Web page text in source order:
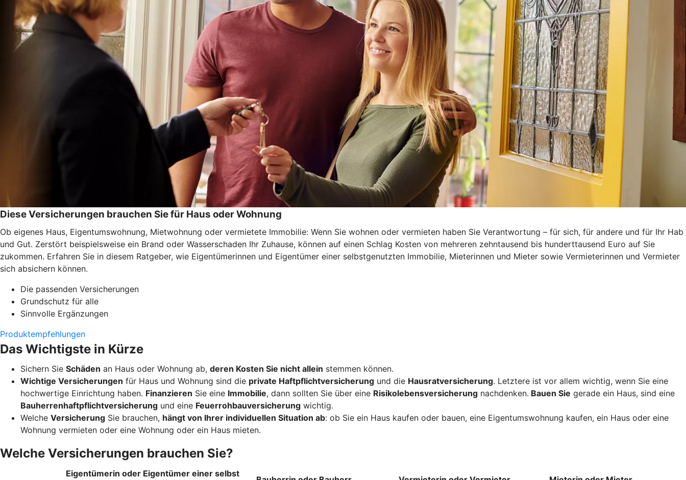
Diese Versicherungen brauchen Sie für Haus oder Wohnung
Ob eigenes Haus, Eigentumswohnung, Mietwohnung oder vermietete Immobilie: Wenn Sie wohnen oder vermieten haben Sie Verantwortung – für sich, für andere und für Ihr Hab
und Gut. Zerstört beispielsweise ein Brand oder Wasserschaden Ihr Zuhause, können auf einen Schlag Kosten von mehreren zehntausend bis hunderttausend Euro auf Sie
zukommen. Erfahren Sie in diesem Ratgeber, wie Eigentümerinnen und Eigentümer einer selbstgenutzten Immobilie, Mieterinnen und Mieter sowie Vermieterinnen und Vermieter
sich absichern können.
Die passenden Versicherungen
Grundschutz für alle
Sinnvolle Ergänzungen
Produktempfehlungen
Das Wichtigste in Kürze
Sichern Sie Schäden an Haus oder Wohnung ab, deren Kosten Sie nicht allein stemmen können.
Wichtige Versicherungen für Haus und Wohnung sind die private Haftpflichtversicherung und die Hausratversicherung. Letztere ist vor allem wichtig, wenn Sie eine
hochwertige Einrichtung haben. Finanzieren Sie eine Immobilie, dann sollten Sie über eine Risikolebensversicherung nachdenken. Bauen Sie gerade ein Haus, sind eine
Bauherrenhaftpflichtversicherung und eine Feuerrohbauversicherung wichtig.
Welche Versicherung Sie brauchen, hängt von Ihrer individuellen Situation ab: ob Sie ein Haus kaufen oder bauen, eine Eigentumswohnung kaufen, ein Haus oder eine
Wohnung vermieten oder eine Wohnung oder ein Haus mieten.
Welche Versicherungen brauchen Sie?
Eigentümerin oder Eigentümer einer selbst